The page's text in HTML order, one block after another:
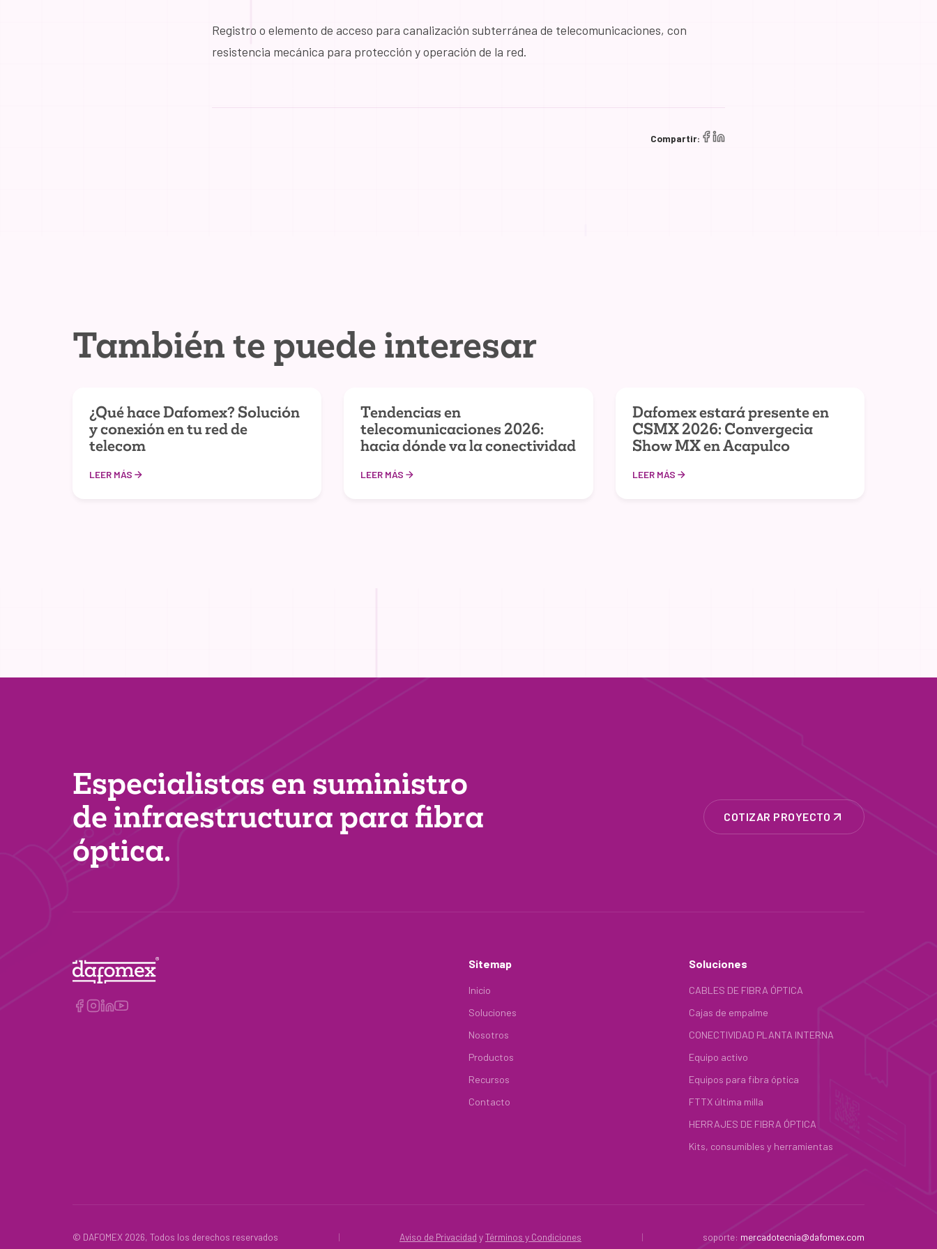
Registro o elemento de acceso para canalización subterránea de telecomunicaciones, con
resistencia mecánica para protección y operación de la red.
Compartir:
También te puede interesar
¿Qué hace Dafomex? Solución
y conexión en tu red de
telecom
LEER MÁS
Tendencias en
telecomunicaciones 2026:
hacia dónde va la conectividad
LEER MÁS
Dafomex estará presente en
CSMX 2026: Convergecia
Show MX en Acapulco
LEER MÁS
Especialistas en suministro
de infraestructura para fibra
óptica.
COTIZAR PROYECTO
Sitemap
Inicio
Soluciones
Nosotros
Productos
Recursos
Contacto
Soluciones
CABLES DE FIBRA ÓPTICA
Cajas de empalme
CONECTIVIDAD PLANTA INTERNA
Equipo activo
Equipos para fibra óptica
FTTX última milla
HERRAJES DE FIBRA ÓPTICA
Kits, consumibles y herramientas
© DAFOMEX 2026, Todos los derechos reservados | Aviso de Privacidad yTérminos y Condiciones | soporte: mercadotecnia@dafomex.com